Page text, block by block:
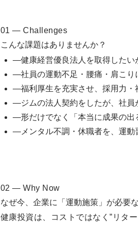
01 — Challenges
こんな課題はありませんか？
—健康経営優良法人を取得した
—社員の運動不足・腰痛・肩こ
—福利厚生を充実させ、採用力
—ジムの法人契約をしたが、社
—形だけでなく「本当に成果の
—メンタル不調・休職者を、運動
02 — Why Now
なぜ今、企業に「運動施策」が必要
健康投資は、コストではなく”リタ